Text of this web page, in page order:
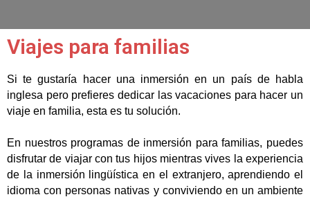
Viajes para familias
Si te gustaría hacer una inmersión en un país de habla
inglesa pero prefieres dedicar las vacaciones para hacer un
viaje en familia, esta es tu solución.
En nuestros programas de inmersión para familias, puedes
disfrutar de viajar con tus hijos mientras vives la experiencia
de la inmersión lingüística en el extranjero, aprendiendo el
idioma con personas nativas y conviviendo en un ambiente